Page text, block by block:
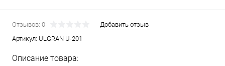
Отзывов: 0
Добавить отзыв
Артикул: ULGRAN U-201
Описание товара: